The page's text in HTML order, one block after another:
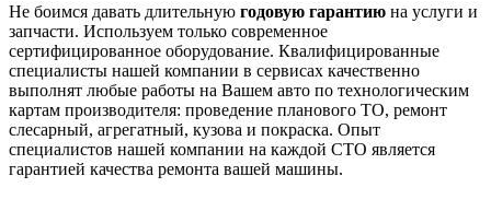
Не боимся давать длительную годовую гарантию на услуги и
запчасти. Используем только современное
сертифицированное оборудование. Квалифицированные
специалисты нашей компании в сервисах качественно
выполнят любые работы на Вашем авто по технологическим
картам производителя: проведение планового ТО, ремонт
слесарный, агрегатный, кузова и покраска. Опыт
специалистов нашей компании на каждой СТО является
гарантией качества ремонта вашей машины.